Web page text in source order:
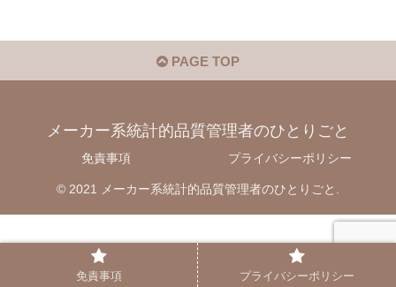
PAGE TOP
メーカー系統計的品質管理者のひとりごと
免責事項 プライバシーポリシー
© 2021 メーカー系統計的品質管理者のひとりごと.
免責事項 プライバシーポリシー